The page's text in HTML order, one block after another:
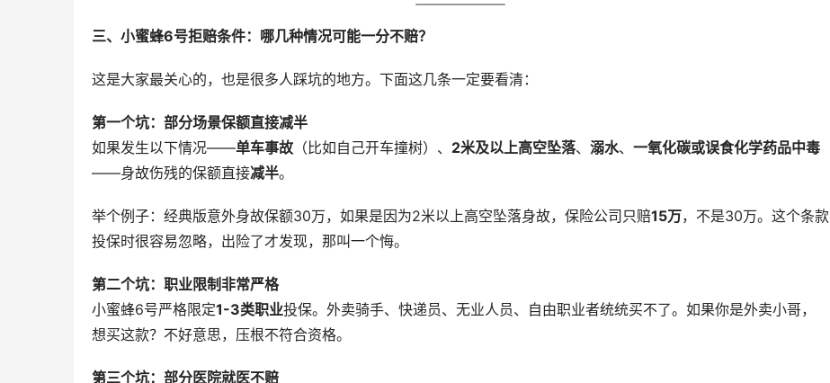
三、小蜜蜂6号拒赔条件：哪几种情况可能一分不赔？
这是大家最关心的，也是很多人踩坑的地方。下面这几条一定要看清：
第一个坑：部分场景保额直接减半
如果发生以下情况——单车事故 （比如自己开车撞树）、 2米及以上高空坠落、 溺水、 一氧化碳或误食化学药品中毒
——身故伤残的保额直接减半。
举个例子：经典版意外身故保额30万，如果是因为2米以上高空坠落身故，保险公司只赔15万，不是30万。这个条款
投保时很容易忽略，出险了才发现，那叫一个悔。
第二个坑：职业限制非常严格
小蜜蜂6号严格限定1-3类职业投保。外卖骑手、快递员、无业人员、自由职业者统统买不了。如果你是外卖小哥，
想买这款？不好意思，压根不符合资格。
第三个坑：部分医院就医不赔